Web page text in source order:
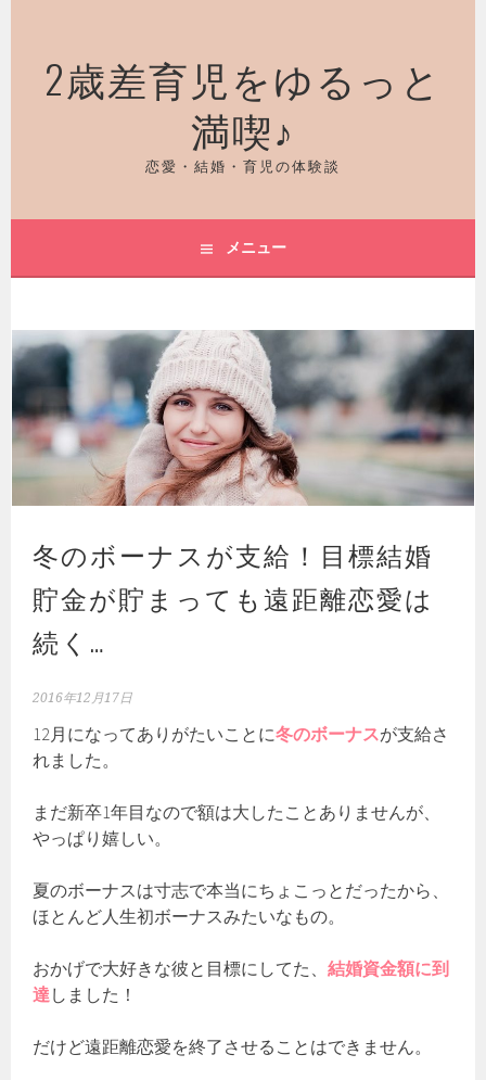
ッ
2歳差育児をゆるっと
満喫♪
恋愛・結婚・育児の体験談
メニュー
冬のボーナスが支給！目標結婚
貯金が貯まっても遠距離恋愛は
続く…
2016年12月17日
12月になってありがたいことに冬のボーナスが支給さ
れました。
まだ新卒1年目なので額は大したことありませんが、
やっぱり嬉しい。
夏のボーナスは寸志で本当にちょこっとだったから、
ほとんど人生初ボーナスみたいなもの。
おかげで大好きな彼と目標にしてた、結婚資金額に到
達しました！
だけど遠距離恋愛を終了させることはできません。